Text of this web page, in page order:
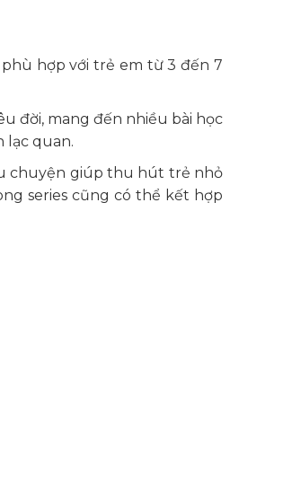
phù hợp với trẻ em từ 3 đến 7
đời, mang đến nhiều bài học
lạc quan.
chuyện giúp thu hút trẻ nhỏ
series cũng có thể kết hợp